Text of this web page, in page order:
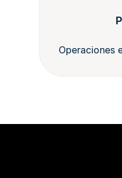
Operaciones